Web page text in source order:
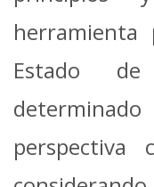
herramienta
Estado
perspectiva